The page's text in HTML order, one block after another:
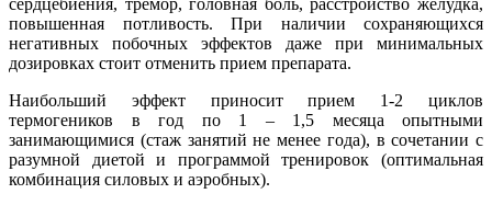
повышенная потливость. При наличии сохраняющихся
негативных побочных эффектов даже при минимальных
дозировках стоит отменить прием препарата.
Наибольший эффект приносит прием 1-2 циклов
термогеников в год по 1 – 1,5 месяца опытными
занимающимися (стаж занятий не менее года), в сочетании с
разумной диетой и программой тренировок (оптимальная
комбинация силовых и аэробных).